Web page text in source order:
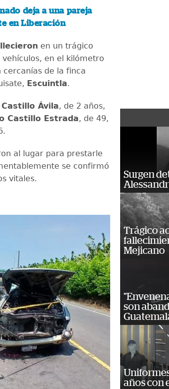
deja a una pareja
en Liberación
en un trágico
en el kilómetro
de la finca
Escuintla.
Ávila, de 2 años,
Castillo Estrada, de 49,
al lugar para prestarle
se confirmó
vitales.
Surgen
Trágico
Mejicano
son
años con